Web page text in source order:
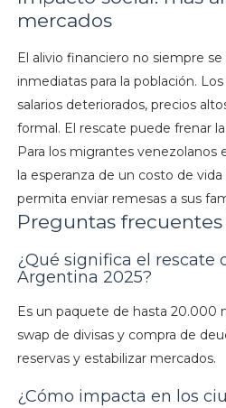
mercados
El alivio financiero no siempre
inmediatas para la población.
salarios deteriorados, precios
formal. El rescate puede frenar
Para los migrantes venezolanos
la esperanza de un costo de
permita enviar remesas a sus
Preguntas frecuentes
¿Qué significa el rescate
Argentina 2025?
Es un paquete de hasta 20.000
swap de divisas y compra de
reservas y estabilizar mercados.
¿Cómo impacta en los